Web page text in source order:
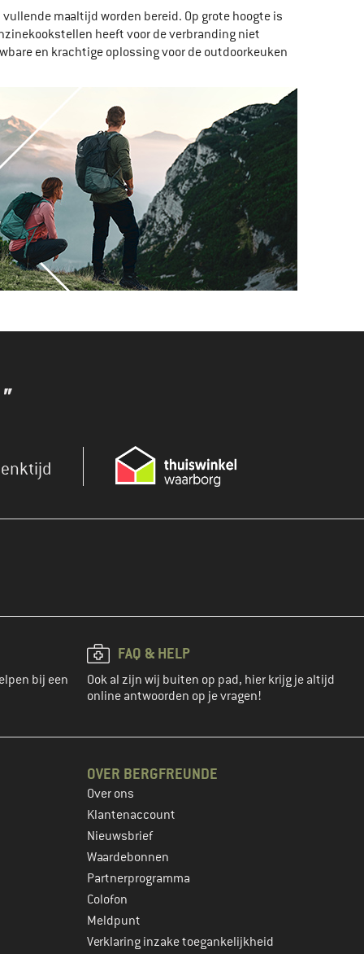
maaltijd worden bereid. Op grote hoogte is
heeft voor de verbranding niet
en krachtige oplossing voor de outdoorkeuken
bij een
FAQ & HELP
Ook al zijn wij buiten op pad, hier krijg je altijd
online antwoorden op je vragen!
OVER BERGFREUNDE
Over ons
Klantenaccount
Nieuwsbrief
Waardebonnen
Partnerprogramma
Colofon
Meldpunt
Verklaring inzake toegankelijkheid